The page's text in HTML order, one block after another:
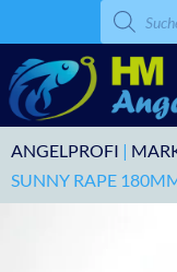
Products
search
ANGELPROFI |
SUNNY RAPE